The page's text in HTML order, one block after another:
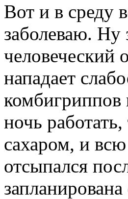
Вот и в среду
заболеваю. Ну
человеческий
нападает
ночь
сахаром, и
отсыпался